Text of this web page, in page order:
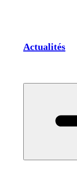
Actualités